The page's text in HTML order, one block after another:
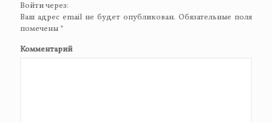
Войти через:
Ваш адрес email не будет опубликован. Обязательные поля
помечены *
Комментарий